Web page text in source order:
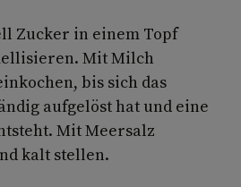
Zucker in einem Topf
Mit Milch
bis sich das
aufgelöst hat und eine
Mit Meersalz
kalt stellen.